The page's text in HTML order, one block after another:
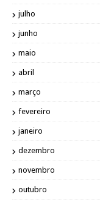
julho
junho
maio
abril
março
fevereiro
janeiro
dezembro
novembro
outubro